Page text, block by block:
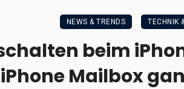
NEWS & TRENDS TECHNIK
beim
iPhone Mailbox